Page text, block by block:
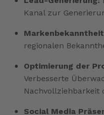
Kanal zur
regionalen
Optimierung der
Verbesserte
Nachvollziehbarkeit
Social Media